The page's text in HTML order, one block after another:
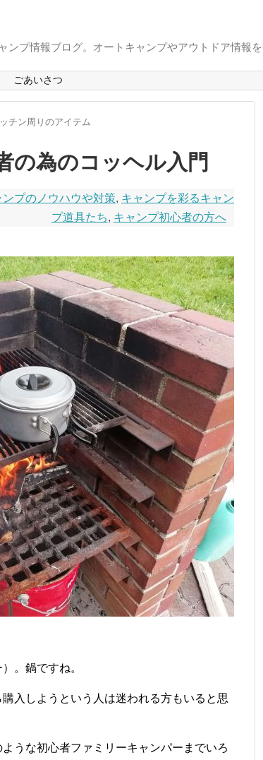
プ情報ブログ。オートキャンプやアウトドア情報を
ごあいさつ
チン周りのアイテム
の為のコッヘル入門
ンプのノウハウや対策, キャンプを彩るキャン
プ道具たち, キャンプ初心者の方へ
。鍋ですね。
入しようという人は迷われる方もいると思
うな初心者ファミリーキャンパーまでいろ